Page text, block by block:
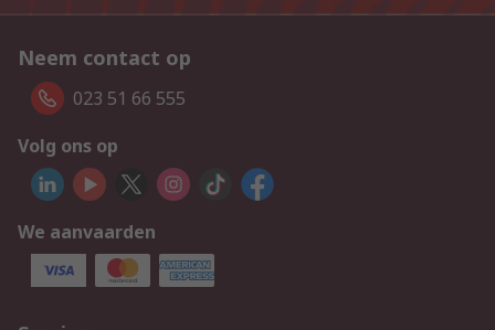
Neem contact op
023 51 66 555
Volg ons op
We aanvaarden